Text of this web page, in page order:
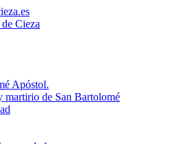
Apóstol.
martirio de San Bartolomé